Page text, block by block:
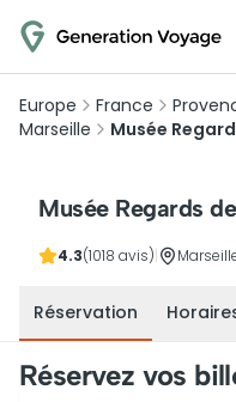
Europe France
Marseille
Musée
Musée Regards
4.3(1018 avis)
Réservation
Réservez vos